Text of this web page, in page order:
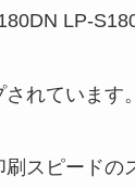
LP-
れています。
刷スピードの